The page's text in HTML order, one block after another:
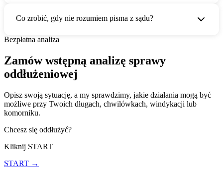
Co zrobić, gdy nie rozumiem pisma z sądu?
Bezpłatna analiza
Zamów wstępną analizę sprawy
oddłużeniowej
Opisz swoją sytuację, a my sprawdzimy, jakie działania mogą być
możliwe przy Twoich długach, chwilówkach, windykacji lub
komorniku.
Chcesz się oddłużyć?
Kliknij START
START →